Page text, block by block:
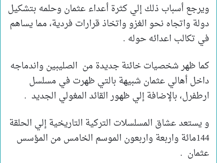
ويرجع أسباب ذلك إلي كثرة أعداء عثمان وحلمه بتشكيل
دولة واتجاه نحو الغزو واتخاذ قرارات فردية، مما يساهم
في تكالب اعدائه حوله .
كما ظهر شخصيات خائنة جديدة من الصليبين واندماجه
داخل أهالي عثمان شبيهة بالتي ظهرت في مسلسل
ارطفرل، بالإضافة إلي ظهور القائد المغولي الجديد .
و يستعد عشاق المسلسلات التركية التاريخية إلي الحلقة
144مائة واربعة واربعون الموسم الخامس من المؤسس
عثمان .